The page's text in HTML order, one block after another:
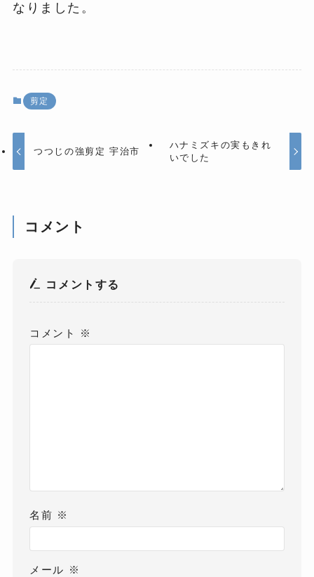
なりました。
剪定
つつじの強剪定 宇治市
ハナミズキの実もきれ
いでした
コメント
コメントする
コメント ※
名前 ※
メール ※